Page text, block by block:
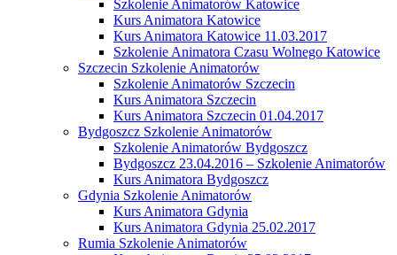
Szkolenie Animatorów Katowice
Kurs Animatora Katowice
Kurs Animatora Katowice 11.03.2017
Szkolenie Animatora Czasu Wolnego Katowice
Szczecin Szkolenie Animatorów
Szkolenie Animatorów Szczecin
Kurs Animatora Szczecin
Kurs Animatora Szczecin 01.04.2017
Bydgoszcz Szkolenie Animatorów
Szkolenie Animatorów Bydgoszcz
Bydgoszcz 23.04.2016 – Szkolenie Animatorów
Kurs Animatora Bydgoszcz
Gdynia Szkolenie Animatorów
Kurs Animatora Gdynia
Kurs Animatora Gdynia 25.02.2017
Rumia Szkolenie Animatorów